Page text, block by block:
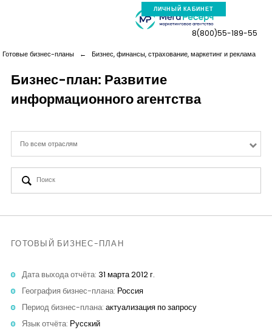
ЛИЧНЫЙ КАБИНЕТ
Компания
Услуги
Новая реальность
Аналитика
Контакты
8(800)55-189-55
Готовые бизнес-планы ← Бизнес, финансы, страхование, маркетинг и реклама
Бизнес-план: Развитие
информационного агентства
По всем отраслям
ГОТОВЫЙ БИЗНЕС-ПЛАН
Дата выхода отчёта: 31 марта 2012 г.
География бизнес-плана: Россия
Период бизнес-плана: актуализация по запросу
Язык отчёта: Русский